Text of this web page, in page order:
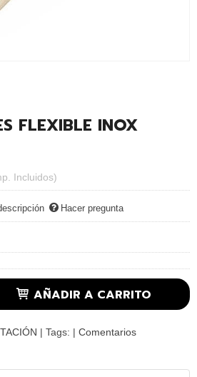
FLEXIBLE INOX
Incluidos)
Hacer pregunta
AÑADIR A CARRITO
| Tags: | Comentarios